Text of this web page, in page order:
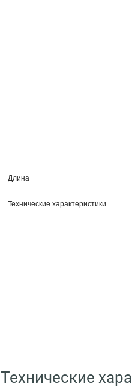
Длина
Технические характеристики
Технические